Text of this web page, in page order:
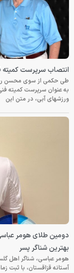
انتصاب سرپرست کمیته
طی حکمی از سوی محسن
به عنوان سرپرست کمیته
ورزشهای آبی، در متن این
دومین طلای هومر عباسی
بهترین شناگر پسر
هومر عباسی، شناگر اهل
آستانه قزاقستان، با ثبت زمان ۲۵.۷۶ ثانیه در ماده ۵۰ متر کرال پشت به